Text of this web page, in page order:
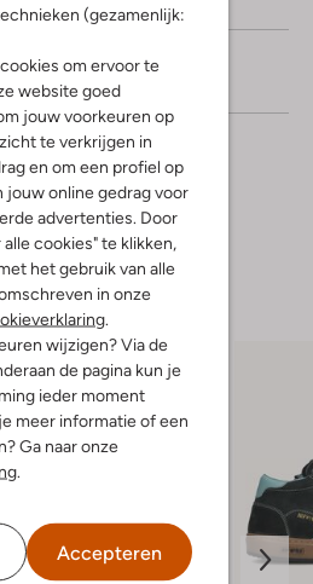
(gezamenlijk:
om ervoor te
website goed
jouw voorkeuren op
te verkrijgen in
en om een profiel op
jouw online gedrag voor
advertenties. Door
cookies" te klikken,
het gebruik van alle
in onze
.
wijzigen? Via de
de pagina kun je
ieder moment
meer informatie of een
Ga naar onze
.
Accepteren
2/5